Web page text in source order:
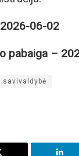
06-02
pabaiga –
savivaldybė